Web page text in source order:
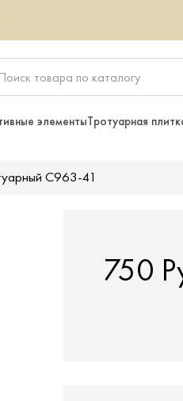
элементыТротуарная
С963-41
750